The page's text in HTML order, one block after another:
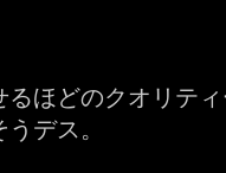
ほどのクオリテ
デス。